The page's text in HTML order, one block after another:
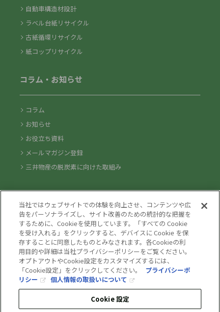
自動車構造材設計
ラベル台紙リサイクル
古紙循環リサイクル
紙コップリサイクル
コラム・お知らせ
コラム
お知らせ
お役立ち資料
メールマガジン登録
三井物産の脱炭素に向けた取組み
気になるキーワードからソリューションを探す
ご利用条件 推奨環境 個人情報保護方針
情報セキュリティ方針
ソーシャルメディア利用規約
お問い合わせ
COPYRIGHT © 1996-2022 MITSUI & CO., LTD.
ALL RIGHTS RESERVED.
当社ではウェブサイトでの体験を向上させ、コンテンツや広
告をパーソナライズし、サイト改善のための統計的な把握を
するために、Cookieを使用しています。「すべての Cookie
を受け入れる」をクリックすると、デバイスに Cookie を保
存することに同意したものとみなされます。各Cookieの利
用目的や詳細は当社プライバシーポリシーをご覧ください。
オプトアウトやCookie設定をカスタマイズするには、
「Cookie設定」をクリックしてください。
プライバシーポ
リシー
個人情報の取扱いについて
Cookie 設定